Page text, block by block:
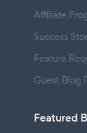
Affiliate
Success
Feature
Guest Blog
Featured